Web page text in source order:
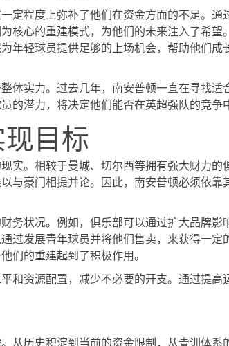
定程度上弥补了他们在资金方面的不足。通
核心的重建模式，为他们的未来注入了希望
年轻球员提供足够的上场机会，帮助他们成
体实力。过去几年，南安普顿一直在寻找适
的潜力，将决定他们能否在英超强队的竞争
目标
实。相较于曼城、切尔西等拥有强大财力的
与豪门相提并论。因此，南安普顿必须依靠
务状况。例如，俱乐部可以通过扩大品牌影
过发展青年球员并将他们售卖，来获得一定
们的重建起到了积极作用。
和资源配置，减少不必要的开支。通过提高
从历史积淀到当前的资金限制，从青训体系